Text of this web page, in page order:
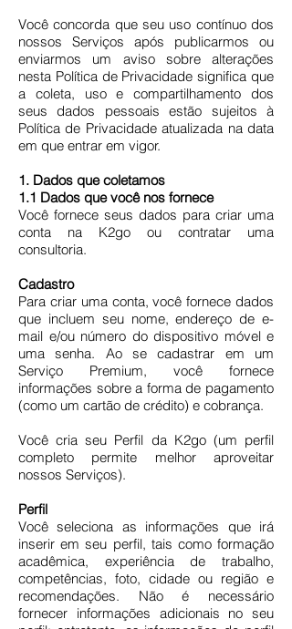
Você concorda que seu uso contínuo dos
nossos Serviços após publicarmos ou
enviarmos um aviso sobre alterações
nesta Política de Privacidade significa que
a coleta, uso e compartilhamento dos
seus dados pessoais estão sujeitos à
Política de Privacidade atualizada na data
em que entrar em vigor.
1. Dados que coletamos
1.1 Dados que você nos fornece
Você fornece seus dados para criar uma
conta na K2go ou contratar uma
consultoria.
Cadastro
Para criar uma conta, você fornece dados
que incluem seu nome, endereço de e-
mail e/ou número do dispositivo móvel e
uma senha. Ao se cadastrar em um
Serviço Premium, você fornece
informações sobre a forma de pagamento
(como um cartão de crédito) e cobrança.
Você cria seu Perfil da K2go (um perfil
completo permite melhor aproveitar
nossos Serviços).
Perfil
Você seleciona as informações que irá
inserir em seu perfil, tais como formação
acadêmica, experiência de trabalho,
competências, foto, cidade ou região e
recomendações. Não é necessário
fornecer informações adicionais no seu